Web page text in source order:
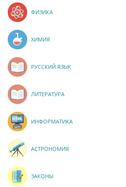
ФИЗИКА
ХИМИЯ
РУССКИЙ ЯЗЫК
ЛИТЕРАТУРА
ИНФОРМАТИКА
АСТРОНОМИЯ
ЗАКОНЫ